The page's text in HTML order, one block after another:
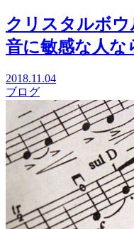
クリスタルボウ
音に敏感な人な
2018.11.04
ブログ